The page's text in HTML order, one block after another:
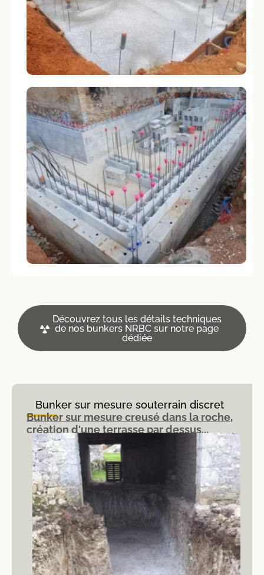
Découvrez tous les détails techniques
de nos bunkers NRBC sur notre page
dédiée
Bunker sur mesure souterrain discret
Bunker sur mesure creusé dans la roche,
création d'une terrasse par dessus...